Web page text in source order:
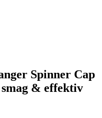
Spinner Cap
& effektiv